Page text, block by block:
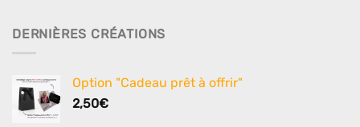
DERNIÈRES CRÉATIONS
Option "Cadeau prêt à offrir"
2,50€